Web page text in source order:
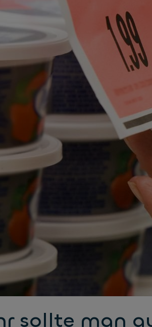
sollte man